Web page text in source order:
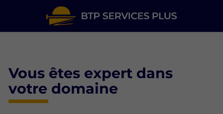
Vous êtes expert dans
votre domaine